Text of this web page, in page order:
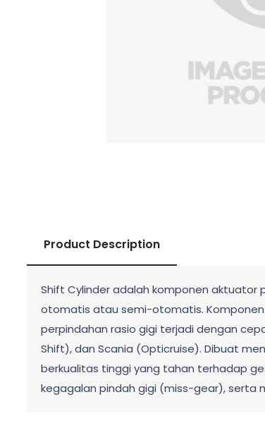
Product Description
Shift Cylinder adalah komponen aktuator
otomatis atau semi-otomatis. Komponen
perpindahan rasio gigi terjadi dengan
Shift), dan Scania (Opticruise). Dibuat
berkualitas tinggi yang tahan terhadap
kegagalan pindah gigi (miss-gear), serta